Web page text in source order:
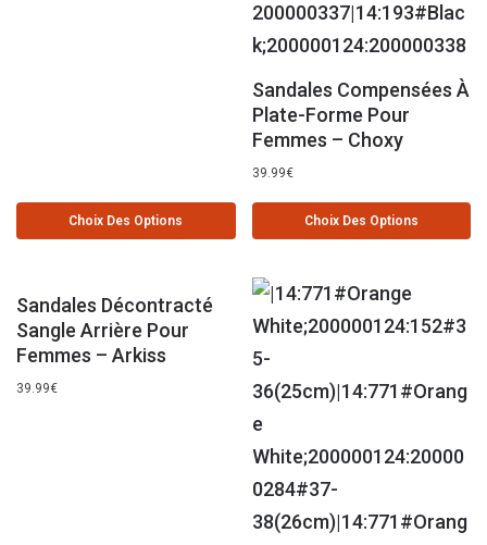
Choix Des Options
Sandales Compensées À
Plate-Forme Pour
Femmes – Choxy
39.99€
Choix Des Options
Sandales Décontracté
Sangle Arrière Pour
Femmes – Arkiss
39.99€